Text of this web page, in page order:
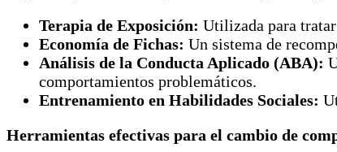
Terapia de Exposición: Utilizada para
Economía de Fichas: Un sistema de
Análisis de la Conducta Aplicado (ABA):
comportamientos problemáticos.
Entrenamiento en Habilidades Sociales:
Herramientas efectivas para el cambio de